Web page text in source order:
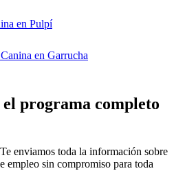
en Pulpí
en Garrucha
programa completo
enviamos toda la información sobre
empleo sin compromiso para toda